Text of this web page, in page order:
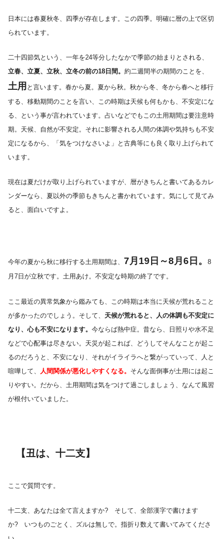
日本には春夏秋冬、四季が存在します。この四季。明確に暦の上で区切
られています。
二十四節気という、一年を24等分したなかで季節の始まりとされる、
立春、立夏、立秋、立冬の前の18日間。 約二週間半の期間のことを、
土用 と言います。春から夏。夏から秋。秋から冬、冬から春へと移行
する、移動期間のことを言い、この時期は天候も何もかも、不安定にな
る、という事が言われています。占いなどでもこの土用期間は要注意時
期。天候、自然が不安定。それに影響される人間の体調や気持ちも不安
定になるから、「気をつけなさいよ」と古典等にも良く取り上げられて
います。
現在は夏だけが取り上げられていますが、暦がきちんと書いてあるカレ
ンダーなら、夏以外の季節もきちんと書かれています。気にして見てみ
ると、面白いですよ。
今年の夏から秋に移行する土用期間は、 7月19日～8月6日。
8
月7日が立秋です。土用あけ。不安定な時期の終了です。
ここ最近の異常気象から鑑みても、この時期は本当に天候が荒れること
が多かったのでしょう。そして、 天候が荒れると、人の体調も不安定に
なり、心も不安になります。 今ならば熱中症。昔なら、日照りや水不足
などで心配事は尽きない。天災が起これば、どうしてそんなことが起こ
るのだろうと、不安になり、それがイライラへと繋がっていって、人と
喧嘩して、
人間関係が悪化しやすくなる。 そんな面倒事が土用には起こ
りやすい。だから、土用期間は気をつけて過ごしましょう、なんて風習
が根付いていました。
【丑は、十二支】
ここで質問です。
十二支、あなたは全て言えますか? そして、全部漢字で書けます
か? いつものごとく、ズルは無しで。指折り数えて書いてみてくださ